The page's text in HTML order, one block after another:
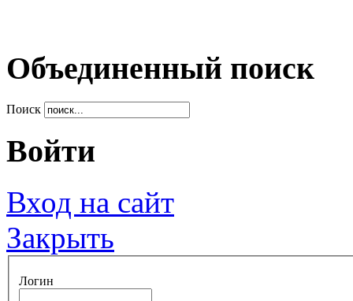
Объединенный поиск
Поиск
Войти
Вход на сайт
Закрыть
Логин